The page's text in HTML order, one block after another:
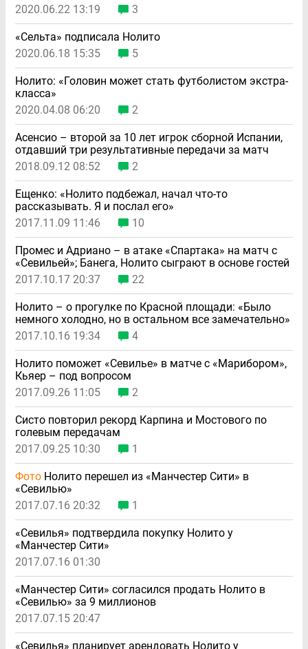
2020.06.22 13:19
3
«Сельта» подписала Нолито
2020.06.18 15:35
5
Нолито: «Головин может стать футболистом экстра-
класса»
2020.04.08 06:20
2
Асенсио – второй за 10 лет игрок сборной Испании,
отдавший три результативные передачи за матч
2018.09.12 08:52
2
Ещенко: «Нолито подбежал, начал что-то
рассказывать. Я и послал его»
2017.11.09 11:46
10
Промес и Адриано – в атаке «Спартака» на матч с
«Севильей»; Банега, Нолито сыграют в основе гостей
2017.10.17 20:37
22
Нолито – о прогулке по Красной площади: «Было
немного холодно, но в остальном все замечательно»
2017.10.16 19:34
4
Нолито поможет «Севилье» в матче с «Марибором»,
Кьяер – под вопросом
2017.09.26 11:05
2
Систо повторил рекорд Карпина и Мостового по
голевым передачам
2017.09.25 10:30
1
Фото Нолито перешел из «Манчестер Сити» в
«Севилью»
2017.07.16 20:32
1
«Севилья» подтвердила покупку Нолито у
«Манчестер Сити»
2017.07.16 01:30
«Манчестер Сити» согласился продать Нолито в
«Севилью» за 9 миллионов
2017.07.15 20:47
«Севилья» планирует арендовать Нолито у